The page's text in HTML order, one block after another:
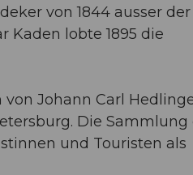
von 1844 ausser der
Kaden lobte 1895 die
Johann Carl
Die Sammlung
und Touristen als